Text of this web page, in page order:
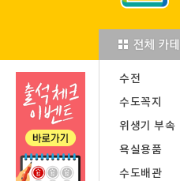
수전
수도꼭지
위생기 부속
욕실용품
수도배관